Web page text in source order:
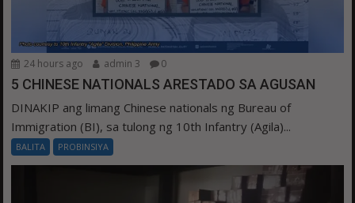
24 hours ago admin 3 0
5 CHINESE NATIONALS ARESTADO SA AGUSAN
DINAKIP ang limang Chinese nationals ng Bureau of
Immigration (BI), sa tulong ng 10th Infantry (Agila)...
BALITA PROBINSIYA